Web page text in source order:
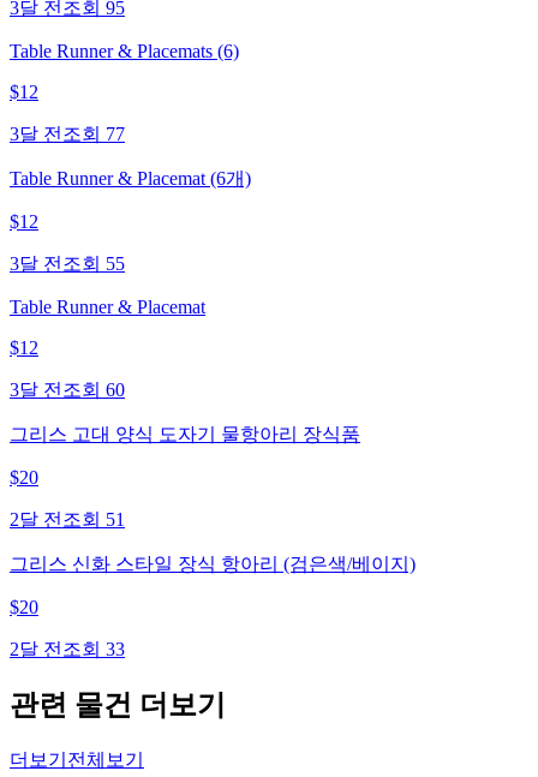
3달 전 조회 95
Table Runner & Placemats (6)
$12
3달 전 조회 77
Table Runner & Placemat (6개)
$12
3달 전 조회 55
Table Runner & Placemat
$12
3달 전 조회 60
그리스 고대 양식 도자기 물항아리 장식품
$20
2달 전 조회 51
그리스 신화 스타일 장식 항아리 (검은색/베이지)
$20
2달 전 조회 33
관련 물건 더보기
더보기 전체보기